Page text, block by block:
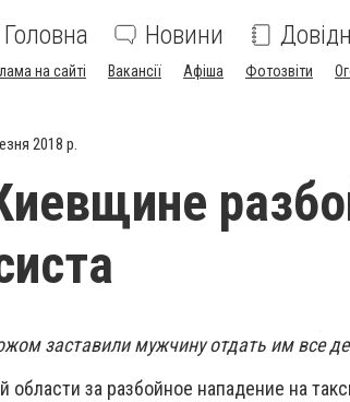
Головна Новини
на сайті Вакансії Афіша Фотозвіти
2018 р.
заставили мужчину отдать им все
области за разбойное нападение на